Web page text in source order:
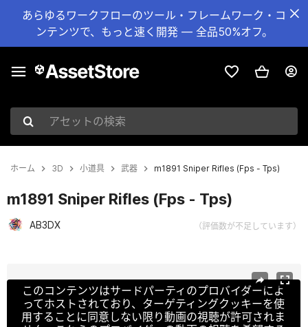
あらゆるワークフローのツール・フレームワーク・コ
ンテンツで、もっと速く開発 — 全品50%オフ。
アセットの検索
ホーム 3D 小道具 武器 m1891 Sniper Rifles (Fps - Tps)
m1891 Sniper Rifles (Fps - Tps)
AB3DX （評価数が不足しています）
このコンテンツはサードパーティのプロバイダーによ
ってホストされており、ターゲティングクッキーを使
用することに同意しない限り動画の視聴が許可されま